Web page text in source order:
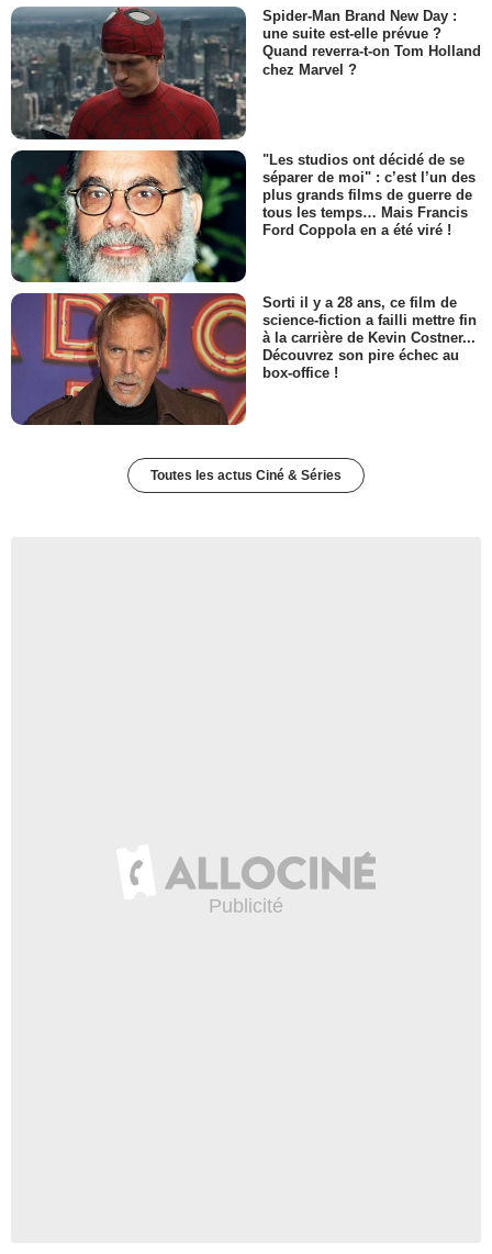
Spider-Man Brand New Day :
une suite est-elle prévue ?
Quand reverra-t-on Tom Holland
chez Marvel ?
"Les studios ont décidé de se
séparer de moi" : c’est l’un des
plus grands films de guerre de
tous les temps… Mais Francis
Ford Coppola en a été viré !
Sorti il y a 28 ans, ce film de
science-fiction a failli mettre fin
à la carrière de Kevin Costner...
Découvrez son pire échec au
box-office !
Toutes les actus Ciné & Séries